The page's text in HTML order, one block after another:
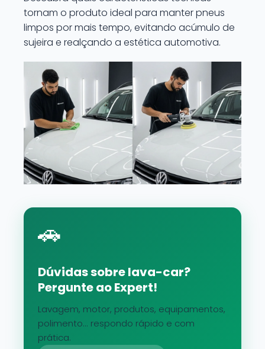
tornam o produto ideal para manter pneus
limpos por mais tempo, evitando acúmulo de
sujeira e realçando a estética automotiva.
🚗
Dúvidas sobre lava-car?
Pergunte ao Expert!
Lavagem, motor, produtos, equipamentos,
polimento... respondo rápido e com
prática.